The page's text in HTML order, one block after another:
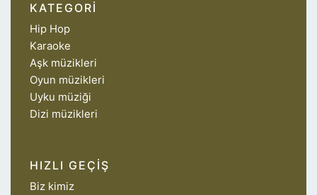
KATEGORI
Hip Hop
Karaoke
Aşk müzikleri
Oyun müzikleri
Uyku müziği
Dizi müzikleri
HIZLI GEÇIŞ
Biz kimiz